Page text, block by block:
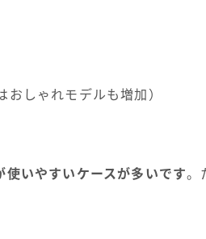
しゃれモデルも増加）
使いやすいケースが多いです。